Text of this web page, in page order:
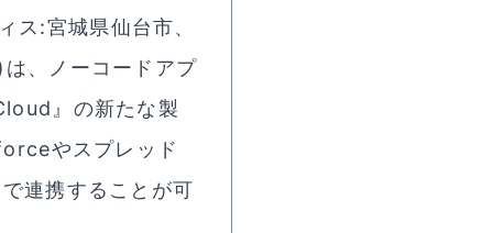
ス:宮城県仙台市、
、ノーコードアプ
』の新たな製
やスプレッド
連携することが可